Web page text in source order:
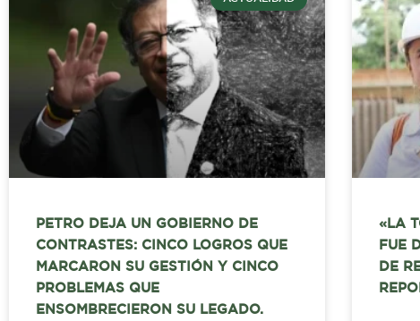
PETRO DEJA UN GOBIERNO DE
CONTRASTES: CINCO LOGROS QUE
MARCARON SU GESTIÓN Y CINCO
PROBLEMAS QUE
ENSOMBRECIERON SU LEGADO.
«LA
FUE
DE